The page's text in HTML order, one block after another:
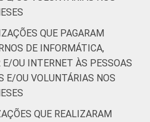
QUE PAGARAM
DE INFORMÁTICA,
OU INTERNET ÀS PESSOAS
E/OU VOLUNTÁRIAS NOS
QUE REALIZARAM